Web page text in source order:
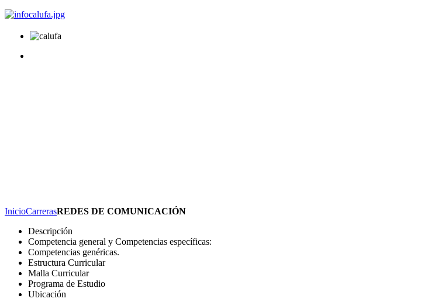
InicioCarrerasREDES DE COMUNICACIÓN
Descripción
Competencia general y Competencias específicas:
Competencias genéricas.
Estructura Curricular
Malla Curricular
Programa de Estudio
Ubicación